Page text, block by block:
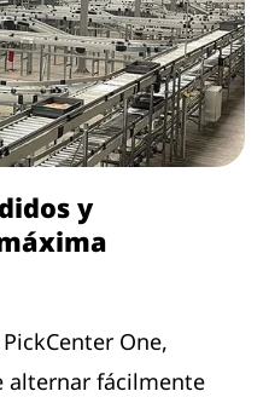
y
One,
alternar fácilmente